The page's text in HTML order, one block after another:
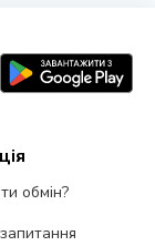
обмін?